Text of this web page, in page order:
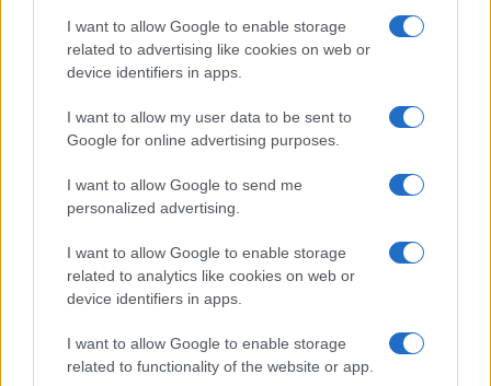
I want to allow Google to enable storage
related to advertising like cookies on web or
device identifiers in apps.
I want to allow my user data to be sent to
Google for online advertising purposes.
I want to allow Google to send me
personalized advertising.
I want to allow Google to enable storage
related to analytics like cookies on web or
device identifiers in apps.
I want to allow Google to enable storage
related to functionality of the website or app.
ECONOMÍA
Barreras no arancelarias: normas
técnicas, subsidios y compras públicas
El proteccionismo no siempre se manifiesta a través…